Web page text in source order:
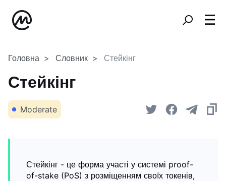
Головна Словник Стейкінг
Стейкінг
Moderate
Стейкінг - це форма участі у системі proof-
of-stake (PoS) з розміщенням своїх токенів,